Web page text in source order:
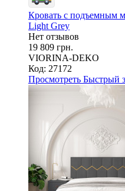
Кровать с подъемным
Light Grey
Нет отзывов
19 809 грн.
VIORINA-DEKO
Код: 27172
Просмотреть Быстрый